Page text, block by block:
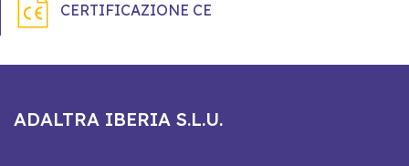
CERTIFICAZIONE CE
ADALTRA IBERIA S.L.U.